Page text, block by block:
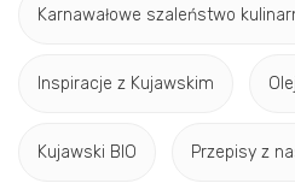
Karnawałowe szaleństwo
Inspiracje z Kujawskim
Kujawski BIO Przepisy z